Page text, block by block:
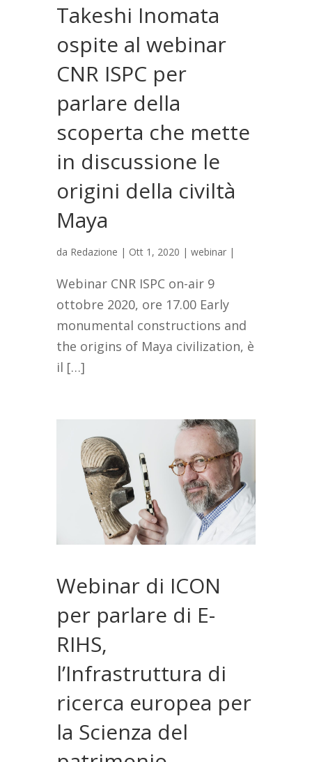
Takeshi Inomata
ospite al webinar
CNR ISPC per
parlare della
scoperta che mette
in discussione le
origini della civiltà
Maya
da Redazione | Ott 1, 2020 | webinar|
Webinar CNR ISPC on-air 9
ottobre 2020, ore 17.00 Early
monumental constructions and
the origins of Maya civilization, è
il […]
Webinar di ICON
per parlare di E-
RIHS,
l’Infrastruttura di
ricerca europea per
la Scienza del